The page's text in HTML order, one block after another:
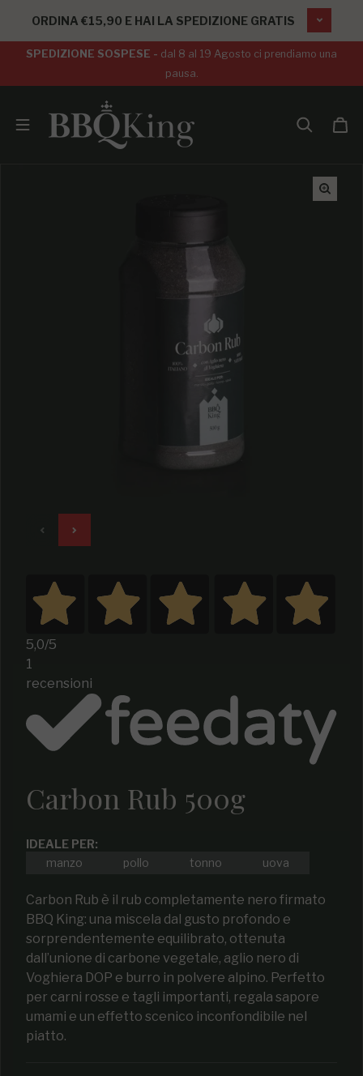
ORDINA €15,90 E HAI LA SPEDIZIONE GRATIS
SPEDIZIONE SOSPESE - dal 8 al 19 Agosto ci prendiamo una
pausa.
5,0/5
1
recensioni
Carbon Rub 500g
IDEALE PER:
manzo
pollo tonno uova
Carbon Rub è il rub completamente nero firmato
BBQ King: una miscela dal gusto profondo e
sorprendentemente equilibrato, ottenuta
dall’unione di carbone vegetale, aglio nero di
Voghiera DOP e burro in polvere alpino. Perfetto
per carni rosse e tagli importanti, regala sapore
umami e un effetto scenico inconfondibile nel
piatto.